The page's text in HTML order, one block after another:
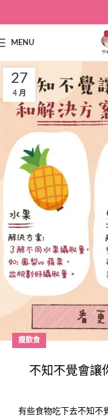
MENU
27
4 月
瘦飲食
不知不覺會讓
有些食物吃下去不知不